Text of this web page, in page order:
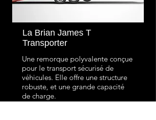
La Brian James T
Transporter
Une remorque polyvalente conçue
pour le transport sécurisé de
véhicules. Elle offre une structure
robuste, et une grande capacité
de charge.